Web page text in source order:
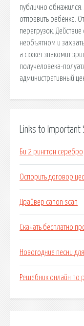
публично обнажился.
отправить ребёнка.
перегрузок.
необъятном и
а сюжет знакомит
получеловека-
административный
Links to Important
Би 2 рингтон серебро
Оспорить договор
Драйвер canon scan
Скачать бесплатно
Новогодние песни
Решебник онлайн по